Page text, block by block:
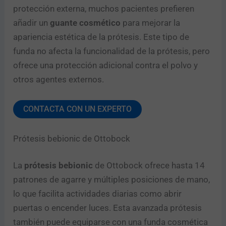
protección externa, muchos pacientes prefieren
añadir un guante cosmético para mejorar la
apariencia estética de la prótesis. Este tipo de
funda no afecta la funcionalidad de la prótesis, pero
ofrece una protección adicional contra el polvo y
otros agentes externos.
CONTACTA CON UN EXPERTO
Prótesis bebionic de Ottobock
La prótesis bebionic de Ottobock ofrece hasta 14
patrones de agarre y múltiples posiciones de mano,
lo que facilita actividades diarias como abrir
puertas o encender luces. Esta avanzada prótesis
también puede equiparse con una funda cosmética